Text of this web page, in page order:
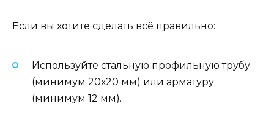
Если вы хотите сделать всё правильно:
Используйте стальную профильную трубу
(минимум 20х20 мм) или арматуру
(минимум 12 мм).